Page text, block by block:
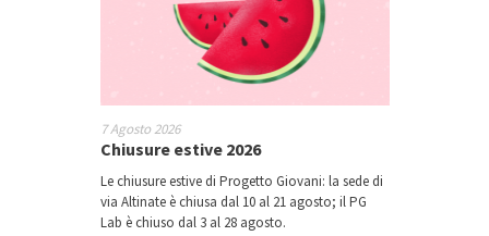
7 Agosto 2026
Chiusure estive 2026
Le chiusure estive di Progetto Giovani: la sede di
via Altinate è chiusa dal 10 al 21 agosto; il PG
Lab è chiuso dal 3 al 28 agosto.